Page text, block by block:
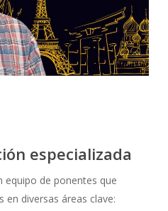
especializada
de ponentes que
diversas áreas clave: